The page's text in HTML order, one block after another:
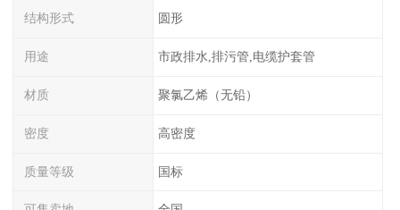
结构形式 圆形
用途 市政排水,排污管,电缆护套管
材质 聚氯乙烯（无铅）
密度 高密度
质量等级 国标